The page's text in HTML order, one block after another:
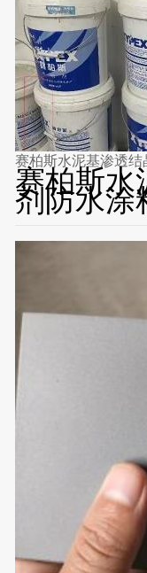
赛柏斯水泥基渗透
赛柏斯水
剂防水涂